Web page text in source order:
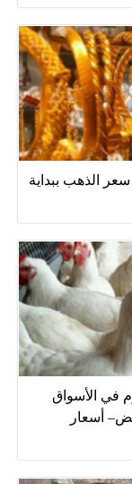
الذهب ببداية
في الأسواق
أسعار